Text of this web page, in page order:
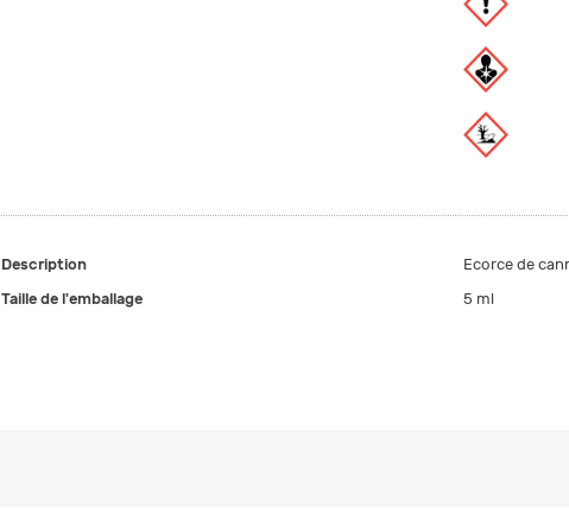
Description
Ecorce de
Taille de l'emballage
5 ml